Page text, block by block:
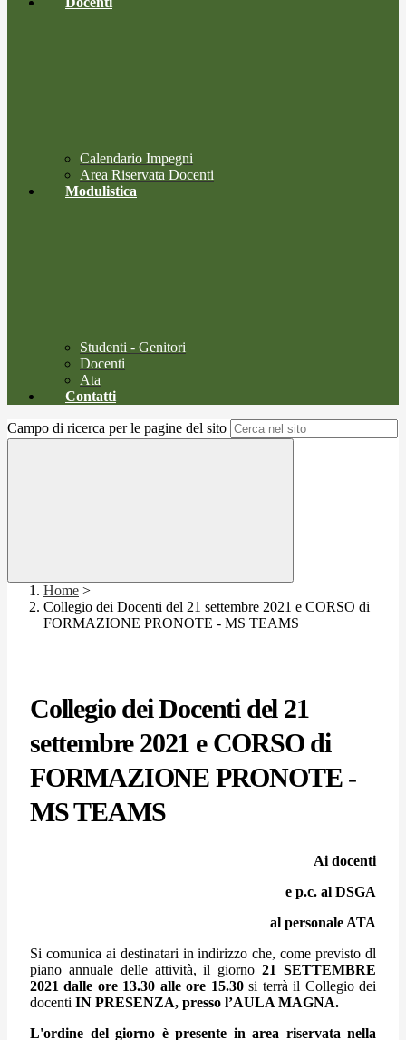
Calendario Impegni
Area Riservata Docenti
Modulistica
Studenti - Genitori
Docenti
Ata
Contatti
Campo di ricerca per le pagine del sito
Home >
Collegio dei Docenti del 21 settembre 2021 e CORSO di
FORMAZIONE PRONOTE - MS TEAMS
Collegio dei Docenti del 21
settembre 2021 e CORSO di
FORMAZIONE PRONOTE -
MS TEAMS
Ai docenti
e p.c. al DSGA
al personale ATA
Si comunica ai destinatari in indirizzo che, come previsto dl
piano annuale delle attività, il giorno 21 SETTEMBRE
2021 dalle ore 13.30 alle ore 15.30 si terrà il Collegio dei
docenti IN PRESENZA, presso l’AULA MAGNA.
L'ordine del giorno è presente in area riservata nella